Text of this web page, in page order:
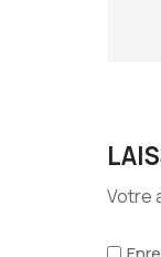
Votre